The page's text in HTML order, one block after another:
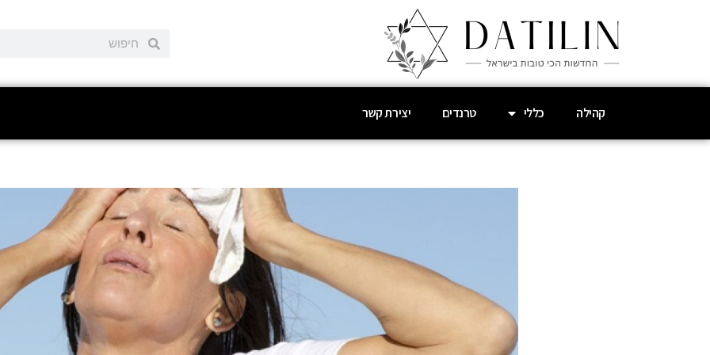
קהילה כללי טרנדים יצירת קשר